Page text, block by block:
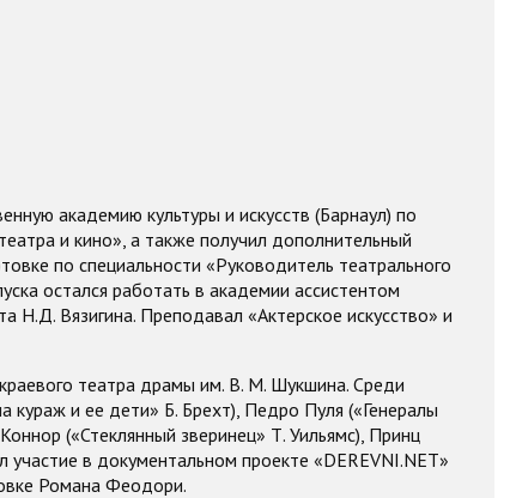
академию культуры и искусств (Барнаул) по
и кино», а также получил дополнительный
по специальности «Руководитель театрального
остался работать в академии ассистентом
Н.Д. Вязигина. Преподавал «Актерское искусство» и
театра драмы им. В. М. Шукшина. Среди
и ее дети» Б. Брехт), Педро Пуля («Генералы
(«Стеклянный зверинец» Т. Уильямс), Принц
в документальном проекте «DEREVNI.NET»
Романа Феодори.